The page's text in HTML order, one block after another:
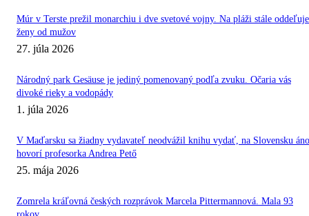
Múr v Terste prežil monarchiu i dve svetové vojny. Na pláži stále oddeľuje
ženy od mužov
27. júla 2026
Národný park Gesäuse je jediný pomenovaný podľa zvuku. Očaria vás
divoké rieky a vodopády
1. júla 2026
V Maďarsku sa žiadny vydavateľ neodvážil knihu vydať, na Slovensku
hovorí profesorka Andrea Pető
25. mája 2026
Zomrela kráľovná českých rozprávok Marcela Pittermannová. Mala 93